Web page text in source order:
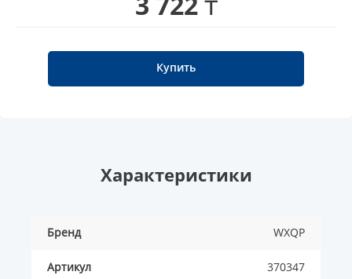
Купить
Характеристики
Бренд WXQP
Артикул 370347